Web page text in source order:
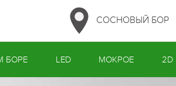
СОСНОВЫЙ БОР
БОРЕ LED МОКРОЕ 2D